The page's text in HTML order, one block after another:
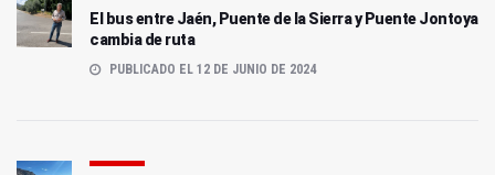
El bus entre Jaén, Puente de la Sierra y Puente Jontoya
cambia de ruta
PUBLICADO EL 12 DE JUNIO DE 2024